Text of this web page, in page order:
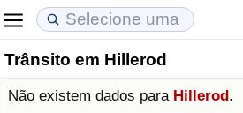
Trânsito em Hillerod
Não existem dados para Hillerod.
Custo de Vida
Preços de Imóveis
Qualidade de Vida